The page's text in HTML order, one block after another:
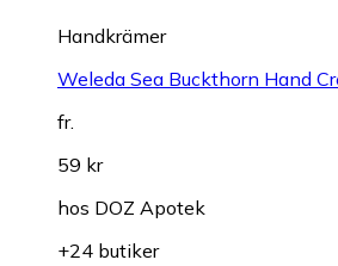
Handkrämer
Weleda Sea Buckthorn Hand
fr.
59 kr
hos DOZ Apotek
+24 butiker